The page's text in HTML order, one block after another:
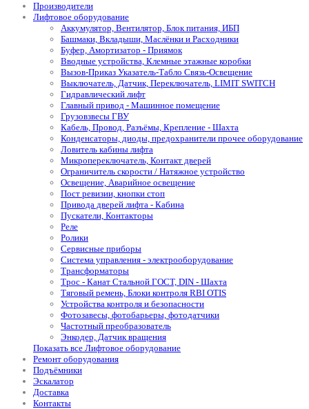
Производители
Лифтовое оборудование
Аккумулятор, Вентилятор, Блок питания, ИБП
Башмаки, Вкладыши, Маслёнки и Расходники
Буфер, Амортизатор - Приямок
Вводные устройства, Клемные этажные коробки
Вызов-Приказ Указатель-Табло Связь-Освещение
Выключатель, Датчик, Переключатель, LIMIT SWITCH
Гидравлический лифт
Главный привод - Машинное помещение
Грузовзвесы ГВУ
Кабель, Провод, Разъёмы, Крепление - Шахта
Конденсаторы, диоды, предохранители прочее оборудование
Ловитель кабины лифта
Микропереключатель, Контакт дверей
Ограничитель скорости / Натяжное устройство
Освещение, Аварийное освещение
Пост ревизии, кнопки стоп
Привода дверей лифта - Кабина
Пускатели, Контакторы
Реле
Ролики
Сервисные приборы
Система управления - электрооборудование
Трансформаторы
Трос - Канат Стальной ГОСТ, DIN - Шахта
Тяговый ремень, Блоки контроля RBI OTIS
Устройства контроля и безопасности
Фотозавесы, фотобарьеры, фотодатчики
Частотный преобразователь
Энкодер, Датчик вращения
Показать все Лифтовое оборудование
Ремонт оборудования
Подъёмники
Эскалатор
Доставка
Контакты